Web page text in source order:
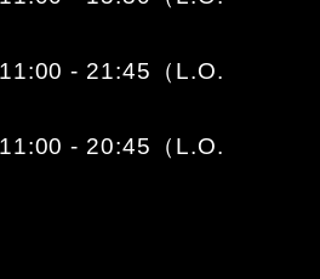
- 21:45（L.O.
- 20:45（L.O.